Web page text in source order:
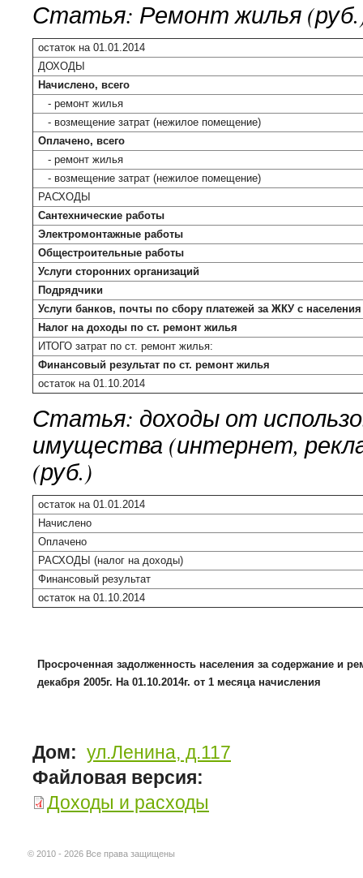
Статья: Ремонт жилья
остаток на 01.01.2014
ДОХОДЫ
Начислено, всего
- ремонт жилья
- возмещение затрат (нежилое помещение)
Оплачено, всего
- ремонт жилья
- возмещение затрат (нежилое помещение)
РАСХОДЫ
Сантехнические работы
Электромонтажные работы
Общестроительные работы
Услуги сторонних организаций
Подрядчики
Услуги банков, почты по сбору платежей за ЖКУ с населения
Налог на доходы по ст. ремонт жилья
ИТОГО затрат по ст. ремонт жилья:
Финансовый результат по ст. ремонт жилья
остаток на 01.10.2014
Статья: доходы от
имущества (интернет,
(руб.)
остаток на 01.01.2014
Начислено
Оплачено
РАСХОДЫ (налог на доходы)
Финансовый результат
остаток на 01.10.2014
Просроченная задолженность населения за содержание и
декабря 2005г. На 01.10.2014г. от 1 месяца начисления
Дом: ул.Ленина, д.117
Файловая версия:
Доходы и расходы
© 2010 - 2026 Все права защищены